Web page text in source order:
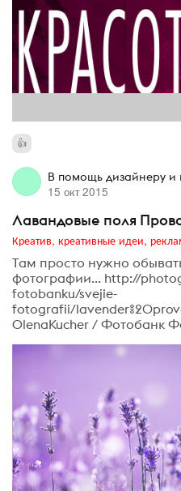
В помощь дизайнеру и
15 окт 2015
Лавандовые поля
Креатив, креативные идеи,
Там просто нужно
фотографии... http://
fotobanku/svejie-
fotografii/
OlenaKucher / Фотобанк